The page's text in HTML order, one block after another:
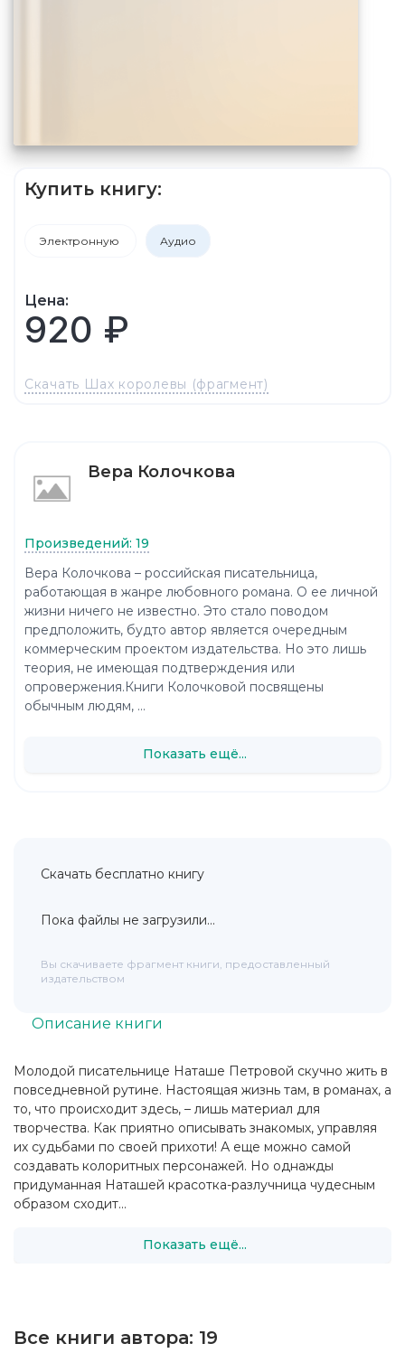
Купить книгу:
Электронную Аудио
Цена:
920 ₽
Скачать Шах королевы (фрагмент)
Молодой писательнице Наташе Петровой скучно жить в
повседневной рутине. Настоящая жизнь там, в романах, а
то, что происходит здесь, – лишь материал для
творчества. Как приятно описывать знакомых, управляя
их судьбами по своей прихоти! А еще можно самой
создавать колоритных персонажей. Но однажды
придуманная Наташей красотка-разлучница чудесным
образом сходит...
Показать ещё...
Описание книги
Все книги автора: 19
Вера Колочкова
Произведений: 19
Вера Колочкова – российская писательница,
работающая в жанре любовного романа. О ее личной
жизни ничего не известно. Это стало поводом
предположить, будто автор является очередным
коммерческим проектом издательства. Но это лишь
теория, не имеющая подтверждения или
опровержения.Книги Колочковой посвящены
обычным людям, ...
Показать ещё...
Скачать бесплатно книгу
Пока файлы не загрузили...
Вы скачиваете фрагмент книги, предоставленный
издательством